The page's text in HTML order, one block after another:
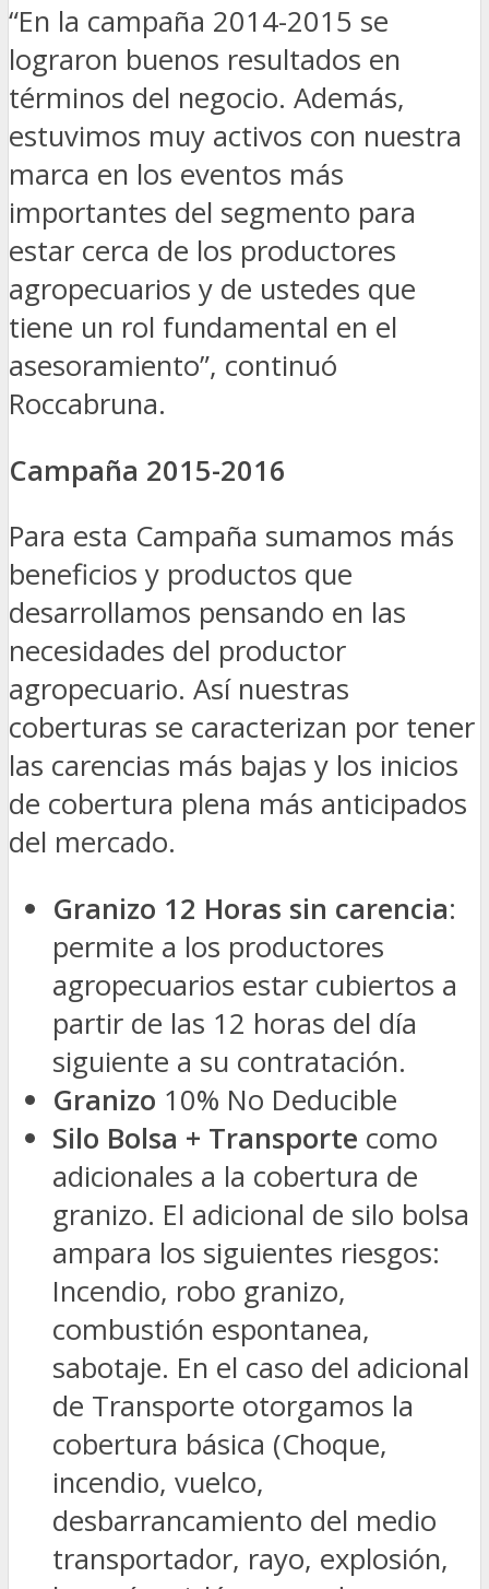
“En la campaña 2014-2015 se
lograron buenos resultados en
términos del negocio. Además,
estuvimos muy activos con nuestra
marca en los eventos más
importantes del segmento para
estar cerca de los productores
agropecuarios y de ustedes que
tiene un rol fundamental en el
asesoramiento”, continuó
Roccabruna.
Campaña 2015-2016
Para esta Campaña sumamos más
beneficios y productos que
desarrollamos pensando en las
necesidades del productor
agropecuario. Así nuestras
coberturas se caracterizan por tener
las carencias más bajas y los inicios
de cobertura plena más anticipados
del mercado.
Granizo 12 Horas sin carencia:
permite a los productores
agropecuarios estar cubiertos a
partir de las 12 horas del día
siguiente a su contratación.
Granizo 10% No Deducible
Silo Bolsa + Transporte como
adicionales a la cobertura de
granizo. El adicional de silo bolsa
ampara los siguientes riesgos:
Incendio, robo granizo,
combustión espontanea,
sabotaje. En el caso del adicional
de Transporte otorgamos la
cobertura básica (Choque,
incendio, vuelco,
desbarrancamiento del medio
transportador, rayo, explosión,